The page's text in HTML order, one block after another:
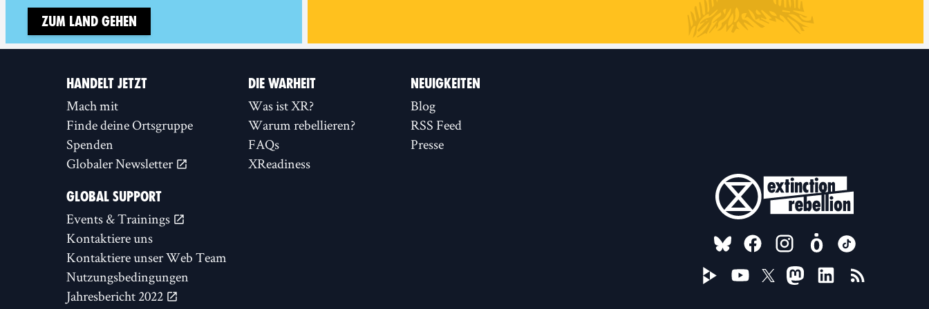
Zum Land gehen
HANDELT JETZT
Mach mit
Finde deine Ortsgruppe
Spenden
Globaler Newsletter
DIE WARHEIT
Was ist XR?
Warum rebellieren?
FAQs
XReadiness
NEUIGKEITEN
Blog
RSS Feed
Presse
GLOBAL SUPPORT
Events & Trainings
Kontaktiere uns
Kontaktiere unser Web Team
Nutzungsbedingungen
Jahresbericht 2022
FOLLOW US ON